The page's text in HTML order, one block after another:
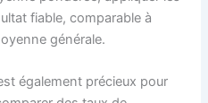
fiable, comparable à
générale.
également précieux pour